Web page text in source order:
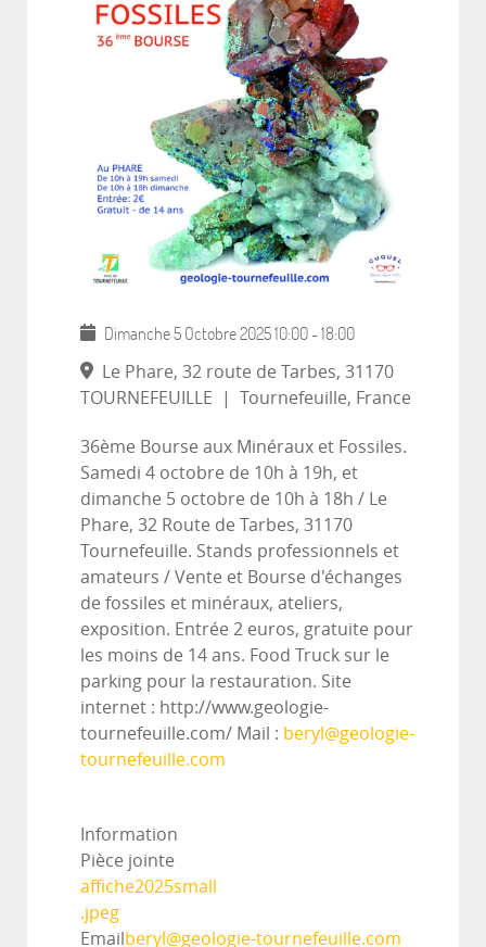
Dimanche 5 Octobre 202510:00 -18:00
Le Phare, 32 route de Tarbes, 31170
TOURNEFEUILLE
| Tournefeuille, France
36ème Bourse aux Minéraux et Fossiles.
Samedi 4 octobre de 10h à 19h, et
dimanche 5 octobre de 10h à 18h / Le
Phare, 32 Route de Tarbes, 31170
Tournefeuille. Stands professionnels et
amateurs / Vente et Bourse d'échanges
de fossiles et minéraux, ateliers,
exposition. Entrée 2 euros, gratuite pour
les moins de 14 ans. Food Truck sur le
parking pour la restauration. Site
internet : http://www.geologie-
tournefeuille.com/ Mail : beryl@geologie-
tournefeuille.com
Information
Pièce jointe
affiche2025small
.jpeg
Emailberyl@geologie-tournefeuille.com